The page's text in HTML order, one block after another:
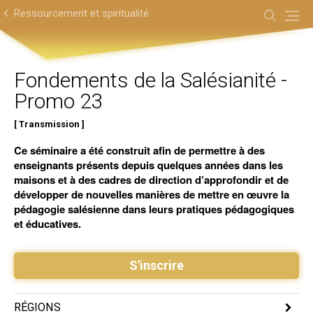
au
contenu.
Aller
personnels
Ressourcement et spiritualité
Fondements de la Salésianité -
Promo 23
Transmission
Ce séminaire a été construit afin de permettre à des
enseignants présents depuis quelques années dans les
maisons et à des cadres de direction d’approfondir et de
développer de nouvelles manières de mettre en œuvre la
pédagogie salésienne dans leurs pratiques pédagogiques
et éducatives.
S'inscrire
RÉGIONS